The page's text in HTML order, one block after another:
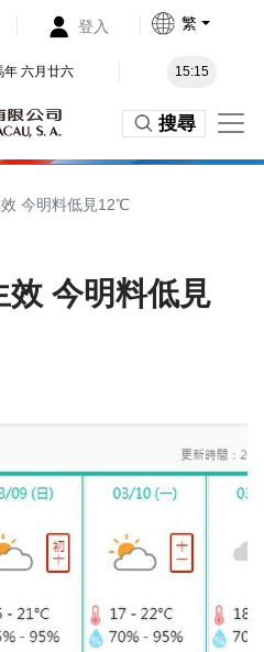
登入 繁
年 六月廿六 15:15
搜尋
今明料低見12℃
效 今明料低見